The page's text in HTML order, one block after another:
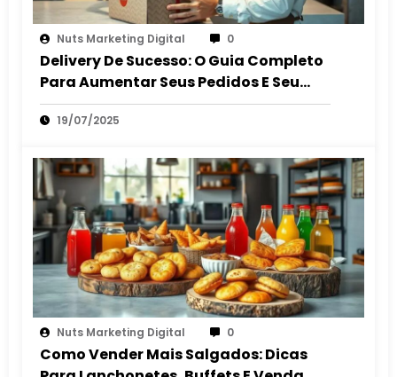
Nuts Marketing Digital 0
Delivery De Sucesso: O Guia Completo
Para Aumentar Seus Pedidos E Seu
Lucro
19/07/2025
Nuts Marketing Digital 0
Como Vender Mais Salgados: Dicas